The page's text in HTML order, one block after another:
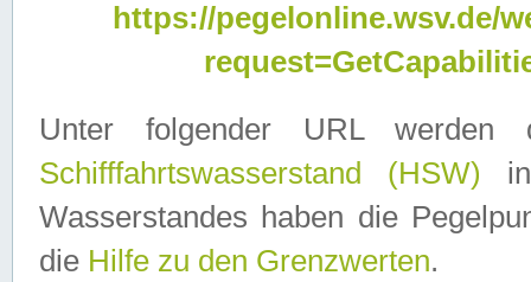
https://pegelonline.wsv.de/
Unter folgender URL
Schifffahrtswasserstand (HSW)
Wasserstandes haben die
die Hilfe zu den Grenzwerten.